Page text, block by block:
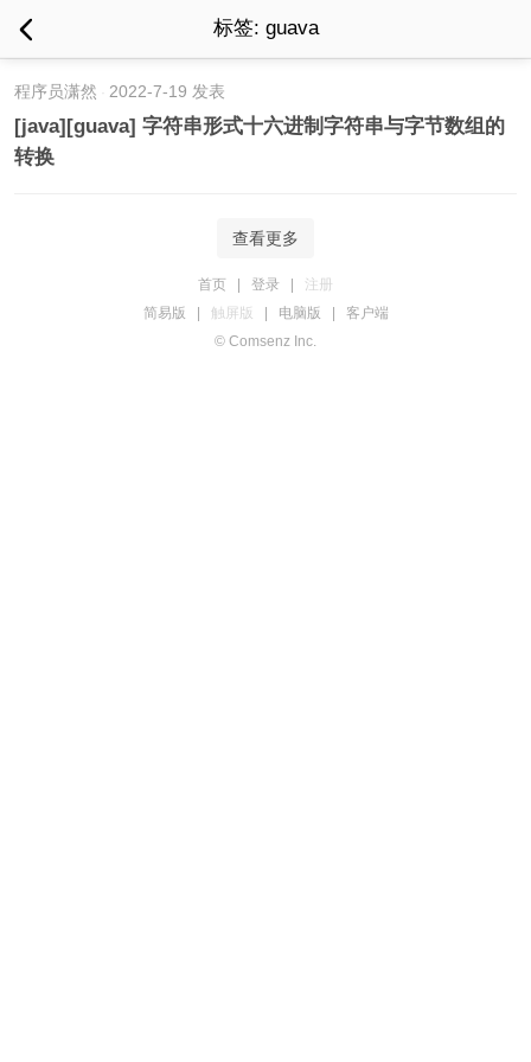
标签: guava
程序员潇然 2022-7-19 发表
[java][guava] 字符串形式十六进制字符串与字节数组的
转换
查看更多
首页 登录
注册
简易版
触屏版 电脑版
客户端
© Comsenz Inc.